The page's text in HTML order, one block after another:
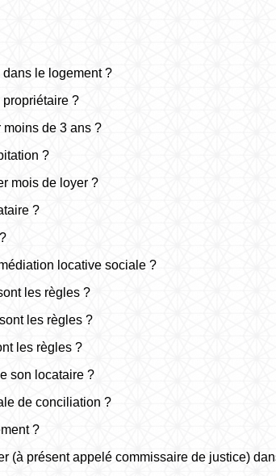
le logement ?
propriétaire ?
de 3 ans ?
?
mois de loyer ?
?
locative sociale ?
les règles ?
les règles ?
les règles ?
son locataire ?
de conciliation ?
?
(à présent appelé commissaire de justice)